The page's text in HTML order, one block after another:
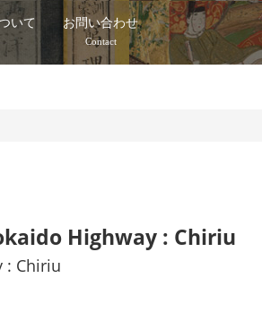
いて お問い合わせ
Contact
Highway : Chiriu
: Chiriu